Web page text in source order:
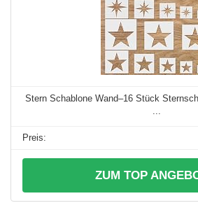
Stern Schablone Wand–16 Stück
ZUM TOP